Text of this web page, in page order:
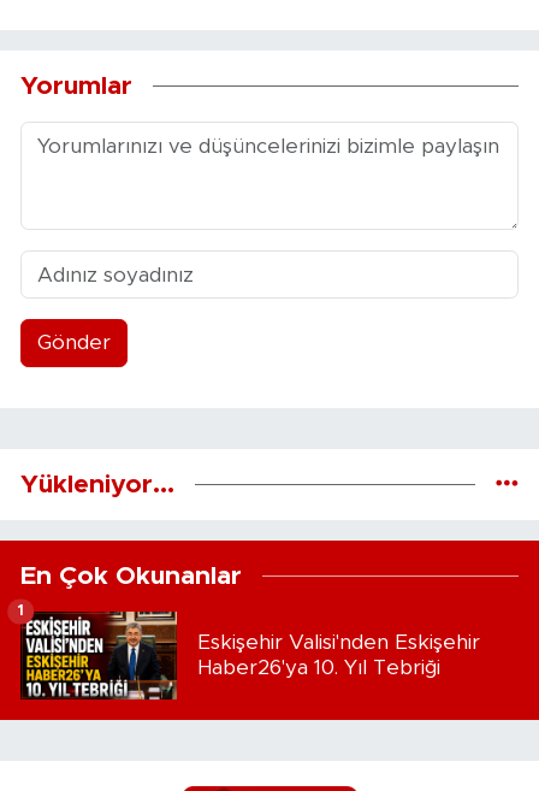
Yorumlar
Gönder
Yükleniyor...
En Çok Okunanlar
Eskişehir Valisi'nden Eskişehir
Haber26'ya 10. Yıl Tebriği
1